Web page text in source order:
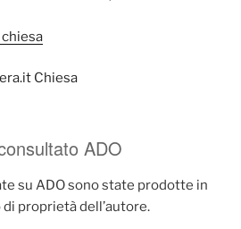
ADO
su ADO sono state prodotte in
proprietà dell’autore.